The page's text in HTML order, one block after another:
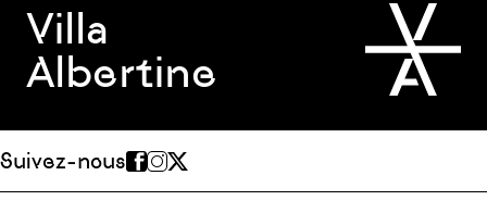
Villa
Albertine
Suivez-nous